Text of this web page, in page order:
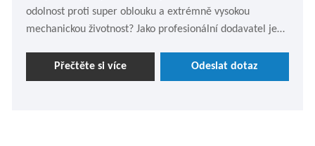
odolnost proti super oblouku a extrémně vysokou
mechanickou životnost? Jako profesionální dodavatel je
který vám přináší společnost Lijingda, vaší nejlepší
volbou.
Přečtěte si více Odeslat dotaz